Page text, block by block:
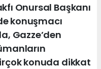
Onursal Başkanı
konuşmacı
Gazze’den
konuda dikkat